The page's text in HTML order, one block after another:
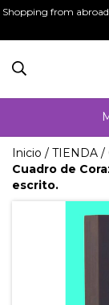
Shopping from
Inicio / TIENDA /
Cuadro de
escrito.